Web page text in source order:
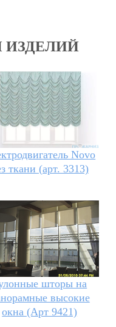
ИЗДЕЛИЙ
Novo
ткани (арт. 3313)
шторы на
высокие
окна (Арт 9421)